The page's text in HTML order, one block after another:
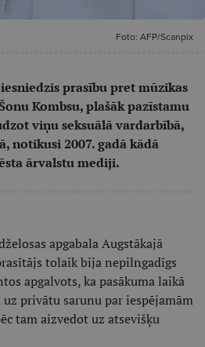
Foto: AFP/Scanpix
prasību pret mūzikas
Kombsu, plašāk pazīstamu
viņu seksuālā vardarbībā,
notikusi 2007. gadā kādā
ārvalstu mediji.
apgabala Augstākajā
tolaik bija nepilngadīgs
apgalvots, ka pasākuma laikā
privātu sarunu par iespējamām
tam aizvedot uz atsevišķu